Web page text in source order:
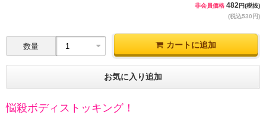
非会員価格 482円(税抜)
(税込530円)
数量 カートに追加
お気に入り追加
悩殺ボディストッキング！